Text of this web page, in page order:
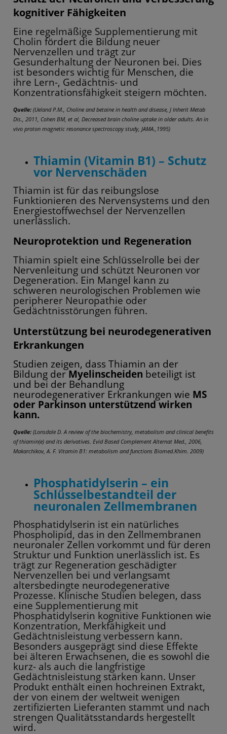
kognitiver Fähigkeiten
Eine regelmäßige Supplementierung mit
Cholin fördert die Bildung neuer
Nervenzellen und trägt zur
Gesunderhaltung der Neuronen bei. Dies
ist besonders wichtig für Menschen, die
ihre Lern-, Gedächtnis- und
Konzentrationsfähigkeit steigern möchten.
Quelle: (Ueland P.M., Choline and betaine in health and disease, J Inherit Metab
Dis., 2011, Cohen BM, et al, Decreased brain choline uptake in older adults. An in
vivo proton magnetic resonance spectroscopy study, JAMA.,1995)
Thiamin (Vitamin B1) – Schutz
vor Nervenschäden
Thiamin ist für das reibungslose
Funktionieren des Nervensystems und den
Energiestoffwechsel der Nervenzellen
unerlässlich.
Neuroprotektion und Regeneration
Thiamin spielt eine Schlüsselrolle bei der
Nervenleitung und schützt Neuronen vor
Degeneration. Ein Mangel kann zu
schweren neurologischen Problemen wie
peripherer Neuropathie oder
Gedächtnisstörungen führen.
Unterstützung bei neurodegenerativen
Erkrankungen
Studien zeigen, dass Thiamin an der
Bildung derMyelinscheiden beteiligt ist
und bei der Behandlung
neurodegenerativer Erkrankungen wie MS
oder Parkinson unterstützend wirken
kann.
Quelle: (Lonsdale D. A review of the biochemistry, metabolism and clinical benefits
of thiamin(e) and its derivatives. Evid Based Complement Alternat Med., 2006,
Makarchikov, A. F. Vitamin B1: metabolism and functions Biomed.Khim. 2009)
Phosphatidylserin – ein
Schlüsselbestandteil der
neuronalen Zellmembranen
Phosphatidylserin ist ein natürliches
Phospholipid, das in den Zellmembranen
neuronaler Zellen vorkommt und für deren
Struktur und Funktion unerlässlich ist. Es
trägt zur Regeneration geschädigter
Nervenzellen bei und verlangsamt
altersbedingte neurodegenerative
Prozesse. Klinische Studien belegen, dass
eine Supplementierung mit
Phosphatidylserin kognitive Funktionen wie
Konzentration, Merkfähigkeit und
Gedächtnisleistung verbessern kann.
Besonders ausgeprägt sind diese Effekte
bei älteren Erwachsenen, die es sowohl die
kurz- als auch die langfristige
Gedächtnisleistung stärken kann. Unser
Produkt enthält einen hochreinen Extrakt,
der von einem der weltweit wenigen
zertifizierten Lieferanten stammt und nach
strengen Qualitätsstandards hergestellt
wird.